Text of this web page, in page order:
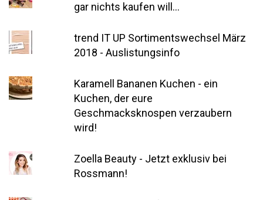
gar nichts kaufen will...
trend IT UP Sortimentswechsel März
2018 - Auslistungsinfo
Karamell Bananen Kuchen - ein
Kuchen, der eure
Geschmacksknospen verzaubern
wird!
Zoella Beauty - Jetzt exklusiv bei
Rossmann!